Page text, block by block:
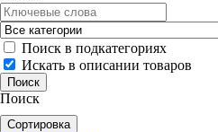
Поиск в подкатегориях
Искать в описании товаров
Поиск
Сортировка